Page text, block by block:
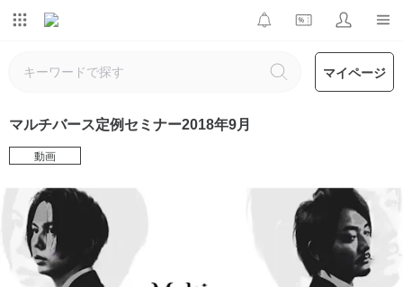
マイページ
マルチバース定例セミナー2018年9月
動画